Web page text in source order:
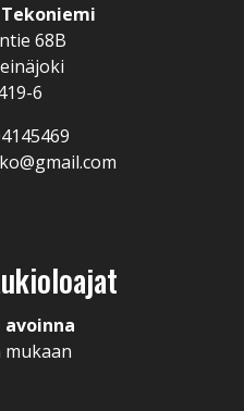
68B
6
avoinna
mukaan